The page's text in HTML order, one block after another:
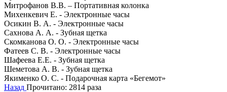
Митрофанов В.В. – Портативная колонка
Михенкевич Е. - Электронные часы
Осикин В. А. - Электронные часы
Сахнова А. А. - Зубная щетка
Скомканова О. О. - Электронные часы
Фатеев С. В. - Электронные часы
Шафеева Е.Е. - Зубная щетка
Шеметова А. В. - Зубная щетка
Якименко О. С. - Подарочная карта «Бегемот»
Назад Прочитано: 2814 раза